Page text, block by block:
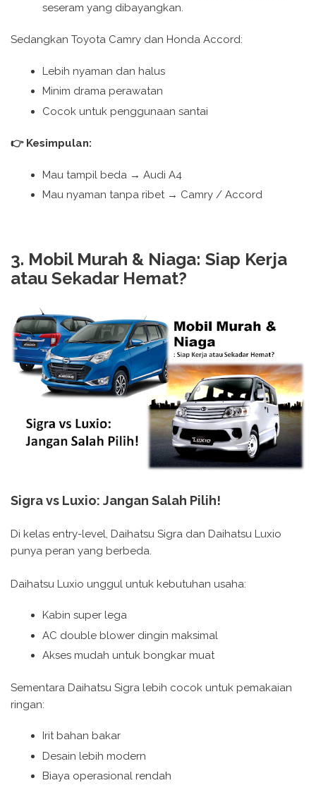
seseram yang dibayangkan.
Sedangkan Toyota Camry dan Honda Accord:
Lebih nyaman dan halus
Minim drama perawatan
Cocok untuk penggunaan santai
👉 Kesimpulan:
Mau tampil beda → Audi A4
Mau nyaman tanpa ribet → Camry / Accord
3. Mobil Murah & Niaga: Siap Kerja
atau Sekadar Hemat?
Sigra vs Luxio: Jangan Salah Pilih!
Di kelas entry-level, Daihatsu Sigra dan Daihatsu Luxio
punya peran yang berbeda.
Daihatsu Luxio unggul untuk kebutuhan usaha:
Kabin super lega
AC double blower dingin maksimal
Akses mudah untuk bongkar muat
Sementara Daihatsu Sigra lebih cocok untuk pemakaian
ringan:
Irit bahan bakar
Desain lebih modern
Biaya operasional rendah